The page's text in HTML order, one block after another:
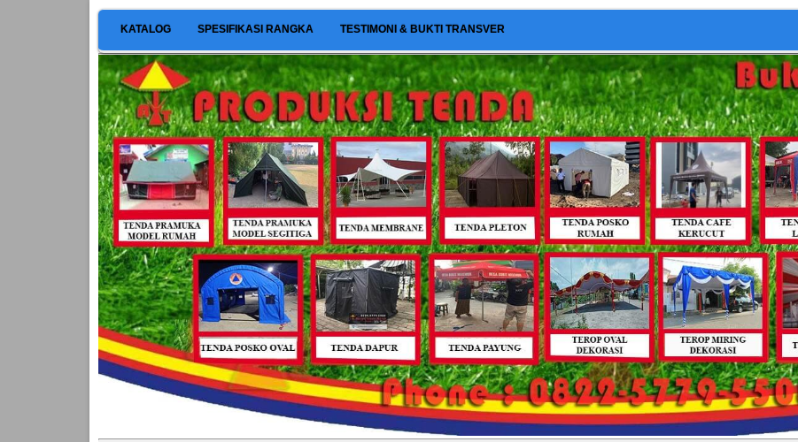
KATALOG SPESIFIKASI RANGKA TESTIMONI & BUKTI TRANSVER